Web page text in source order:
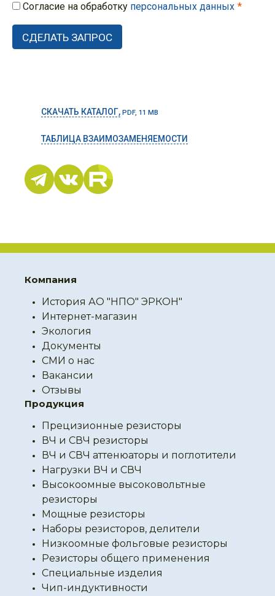
Согласие на обработку персональных данных
СКАЧАТЬ КАТАЛОГ, PDF, 11 MB
ТАБЛИЦА ВЗАИМОЗАМЕНЯЕМОСТИ
Компания
История АО "НПО" ЭРКОН"
Интернет-магазин
Экология
Документы
СМИ о нас
Вакансии
Отзывы
Продукция
Прецизионные резисторы
ВЧ и СВЧ резисторы
ВЧ и СВЧ аттенюаторы и поглотители
Нагрузки ВЧ и СВЧ
Высокоомные высоковольтные
резисторы
Мощные резисторы
Наборы резисторов, делители
Низкоомные фольговые резисторы
Резисторы общего применения
Специальные изделия
Чип-индуктивности